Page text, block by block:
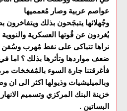
عواصم عربية وصار مُعمميها
وجُهلائها يتبجَحون بذلك ويتفاخرون
يُغردون عن قُوتها العسكرية
نراها تتباكى على نفط مُهرب
ضعف مواردها وتأثرها بذلك ؟ اما
فأغرقتنا جارة السوء بالمُفخخات
وبالميليشيات وذيولها اكثر الى ان
خزينة البنك المركزي وتسميم
البساتين .